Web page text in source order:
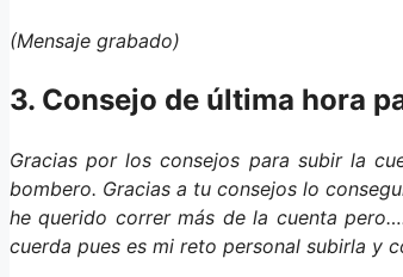
(Mensaje grabado)
3. Consejo de última hora
Gracias por los consejos para subir la
bombero. Gracias a tu consejos lo
he querido correr más de la cuenta
cuerda pues es mi reto personal subirla y